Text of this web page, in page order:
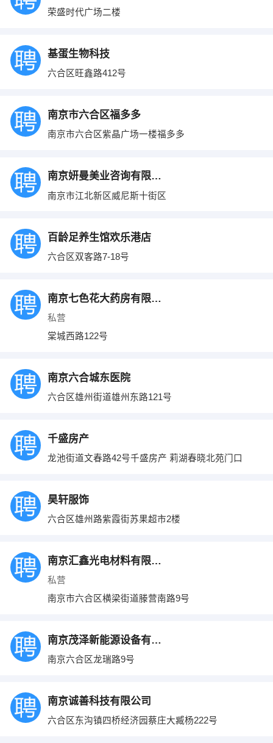
荣盛时代广场二楼
基蛋生物科技
六合区旺鑫路412号
南京市六合区福多多
南京市六合区紫晶广场一楼福多多
南京妍曼美业咨询有限公司
南京市江北新区威尼斯十街区
百龄足养生馆欢乐港店
六合区双客路7-18号
南京七色花大药房有限公司
私营
棠城西路122号
南京六合城东医院
六合区雄州街道雄州东路121号
千盛房产
龙池街道文春路42号千盛房产 莉湖春晓北苑门口
昊轩服饰
六合区雄州路紫霞街苏果超市2楼
南京汇鑫光电材料有限公司
私营
南京市六合区横梁街道滕营南路9号
南京茂泽新能源设备有限公司
南京六合区龙瑞路9号
南京诚善科技有限公司
六合区东沟镇四桥经济园蔡庄大臧杨222号